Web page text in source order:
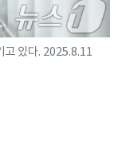
고 있다. 2025.8.11